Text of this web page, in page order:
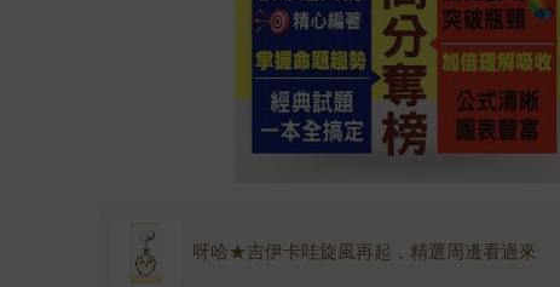
呀哈★吉伊卡哇旋風再起，精選周邊看過來